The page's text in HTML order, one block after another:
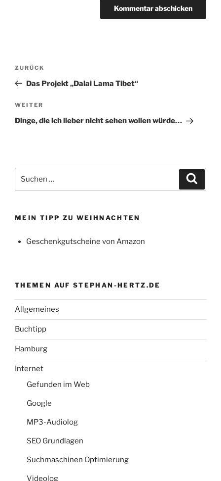
Beitragsnavigation
Vorheriger
Beitrag
ZURÜCK
Das Projekt „Dalai Lama Tibet“
Nächster
Beitrag
WEITER
Dinge, die ich lieber nicht sehen wollen würde…
nach:
MEIN TIPP ZU WEIHNACHTEN
Geschenkgutscheine von Amazon
THEMEN AUF STEPHAN-HERTZ.DE
Allgemeines
Buchtipp
Hamburg
Internet
Gefunden im Web
Google
MP3-Audiolog
SEO Grundlagen
Suchmaschinen Optimierung
Videolog